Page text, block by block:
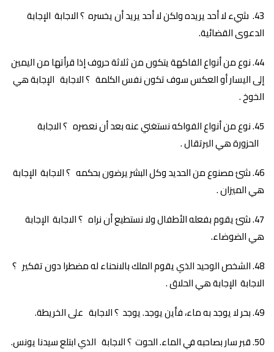
شيء لا أحد يريده ولكن لا أحد يريد أن يخسره ؟ الاجابة الإجابة
الدعوى القضائية.
نوع من أنواع الفاكهة يتكون من ثلاثة حروف إذا قرأتها من اليمين
إلى اليسار أو العكس سوف تكون نفس الكلمة ؟ الاجابة الإجابة هي
الخوخ .
نوع من أنواع الفواكه نستغني عنه بعد أن نعصره ؟ الاجابة
الحزورة هي البرتقال .
شئ مصنوع من الحديد وكل البشر يرضون بحكمه ؟ الاجابة الإجابة
هي الميزان .
شئ يقوم بفعله الأطفال ولا نستطيع أن نراه ؟ الاجابة الإجابة
هي الضوضاء.
الشخص الوحيد الذي يقوم الملك بالانحناء له مضطرا دون تفكير ؟
الاجابة الإجابة هي الحلاق .
بحر لا يوجد به ماء، فأين يوجد. يوجد ؟ الاجابة على الخريطة.
قبر سار بصاحبه في الماء. الحوت ؟ الاجابة الذي ابتلع سيدنا يونس.